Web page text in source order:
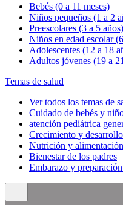
Bebés (0 a 11 meses)
Niños pequeños (1 a 2
Preescolares (3 a 5 años)
Niños en edad escolar
Adolescentes (12 a 18
Adultos jóvenes (19 a
Temas de salud
Ver todos los temas de
Cuidado de bebés y
atención pediátrica
Crecimiento y desarrollo
Nutrición y alimentación
Bienestar de los padres
Embarazo y